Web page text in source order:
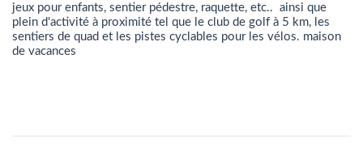
jeux pour enfants, sentier pédestre, raquette, etc.. ainsi que
plein d'activité à proximité tel que le club de golf à 5 km, les
sentiers de quad et les pistes cyclables pour les vélos. maison
de vacances